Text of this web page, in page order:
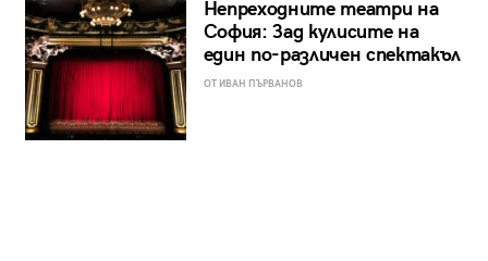
Непреходните театри на
София: Зад кулисите на
един по-различен спектакъл
ОТ ИВАН ПЪРВАНОВ